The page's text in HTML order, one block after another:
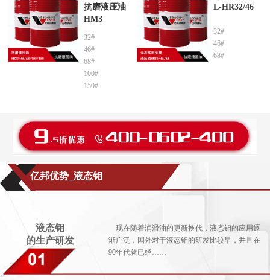
抗磨液压油
HM3
32#
46#
68#
100#
150#
L-HR32/46
32#
46#
68#
亿邦优势_液态钼
液态钼
的生产研发
现在随着润滑油的更新换代，液态钼的应用逐
渐广泛，国外对于液态钼的研发比较早，并且在
90年代就已经……